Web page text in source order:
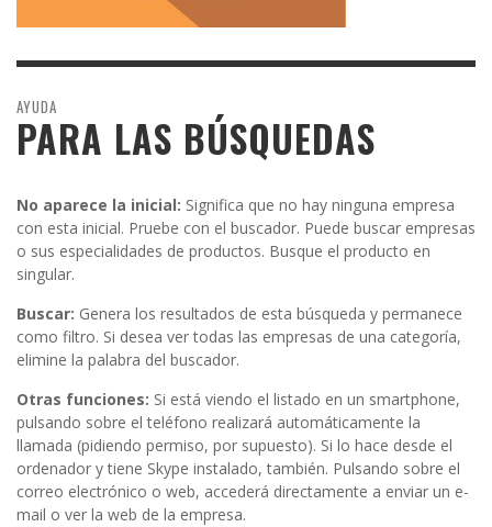
AYUDA
PARA LAS BÚSQUEDAS
No aparece la inicial: Significa que no hay ninguna empresa
con esta inicial. Pruebe con el buscador. Puede buscar empresas
o sus especialidades de productos. Busque el producto en
singular.
Buscar: Genera los resultados de esta búsqueda y permanece
como filtro. Si desea ver todas las empresas de una categoría,
elimine la palabra del buscador.
Otras funciones: Si está viendo el listado en un smartphone,
pulsando sobre el teléfono realizará automáticamente la
llamada (pidiendo permiso, por supuesto). Si lo hace desde el
ordenador y tiene Skype instalado, también. Pulsando sobre el
correo electrónico o web, accederá directamente a enviar un e-
mail o ver la web de la empresa.